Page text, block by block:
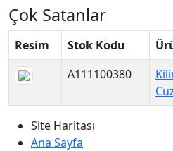
Çok Satanlar
Resim Stok Kodu
A111100380
Site Haritası
Ana Sayfa